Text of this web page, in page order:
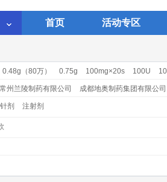
首页 活动专区
0.48g（80万） 0.75g 100mg×20s 100U
1ml:1mgX10支 1ml:20mg:×10支
常州兰陵制药有限公司
成都地奥制药集团有限公司
份有限公司
份有限公司
针剂 注射剂